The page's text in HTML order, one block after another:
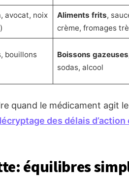
avocat, noix
Aliments frits,
crème, fromages
bouillons
Boissons gazeuses
sodas, alcool
quand le médicament agit
des délais
équilibres